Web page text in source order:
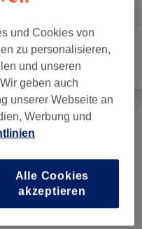
ab 25 €
und Cookies von
zu personalisieren,
und unseren
geben auch
unserer Webseite an
Werbung und
Alle Cookies
akzeptieren